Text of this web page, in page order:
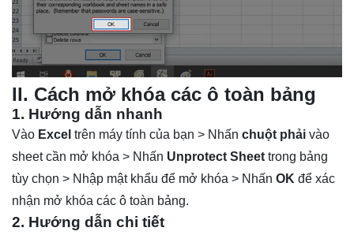
II. Cách mở khóa các ô toàn bảng
1. Hướng dẫn nhanh
Vào Excel trên máy tính của bạn > Nhấn chuột phải vào
sheet cần mở khóa > Nhấn Unprotect Sheet trong bảng
tùy chọn > Nhập mật khẩu để mở khóa > Nhấn OK để xác
nhận mở khóa các ô toàn bảng.
2. Hướng dẫn chi tiết